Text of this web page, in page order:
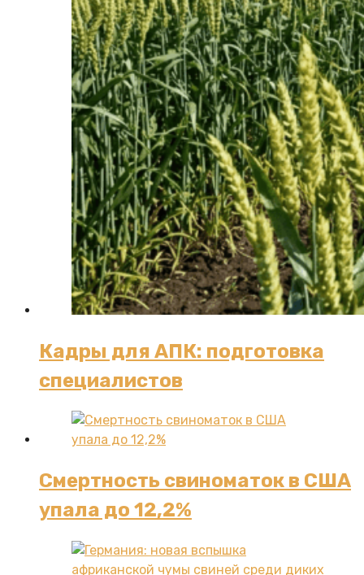
Кадры для АПК: подготовка
специалистов
Смертность свиноматок в США
упала до 12,2%